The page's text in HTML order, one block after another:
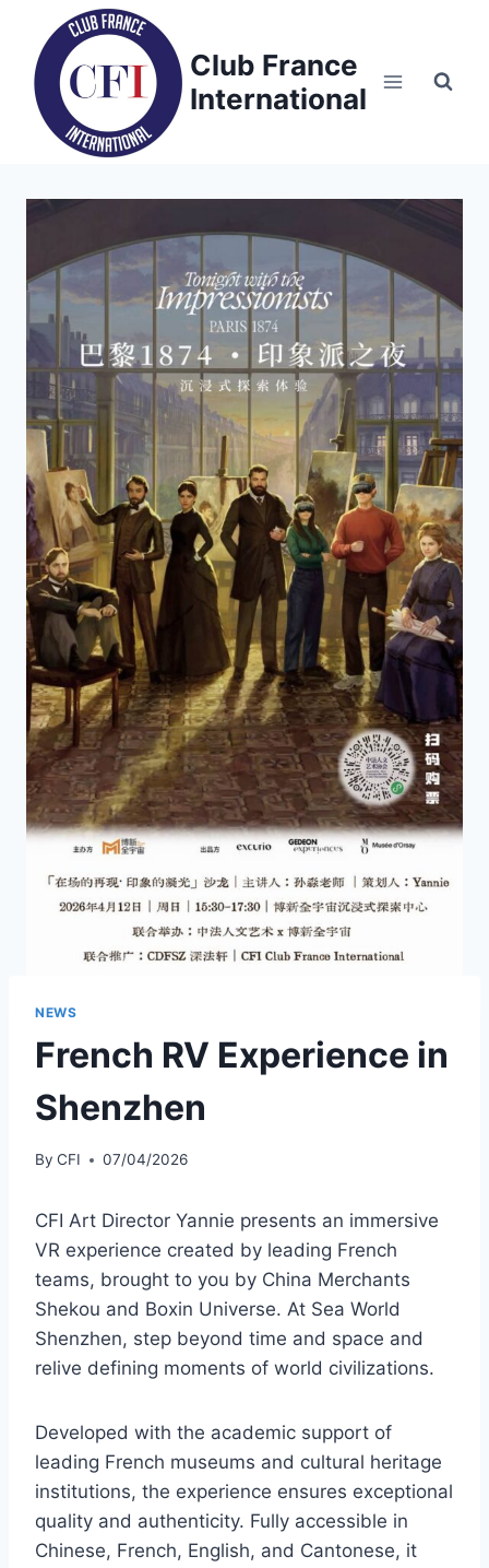
content
Club France
International
NEWS
French RV Experience in
Shenzhen
By CFI 07/04/2026
CFI Art Director Yannie presents an immersive
VR experience created by leading French
teams, brought to you by China Merchants
Shekou and Boxin Universe. At Sea World
Shenzhen, step beyond time and space and
relive defining moments of world civilizations.
Developed with the academic support of
leading French museums and cultural heritage
institutions, the experience ensures exceptional
quality and authenticity. Fully accessible in
Chinese, French, English, and Cantonese, it